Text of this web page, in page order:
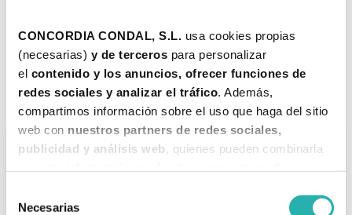
CONCORDIA CONDAL, S.L. usa cookies propias
(necesarias) y de terceros para personalizar
el contenido y los anuncios, ofrecer funciones de
redes sociales y analizar el tráfico. Además,
compartimos información sobre el uso que haga del sitio
web con nuestros partners de redes sociales,
publicidad y análisis web , quienes pueden combinarla
servicios.
Necesarias
Ven a una de nuestras sesiones de
Constelaciones Familiares
Tarragona u online, ya sea a representar como a constelar algún
asunto propio.
O adéntrate en lo más profundo de ti con una sesión deRespiración
Holotrópica.